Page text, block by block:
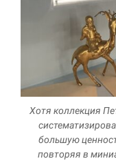
Хотя коллекция
большую
повторяя в